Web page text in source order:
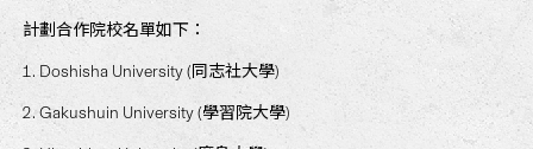
計劃合作院校名單如下：
Doshisha University (同志社大學)
Gakushuin University (學習院大學)